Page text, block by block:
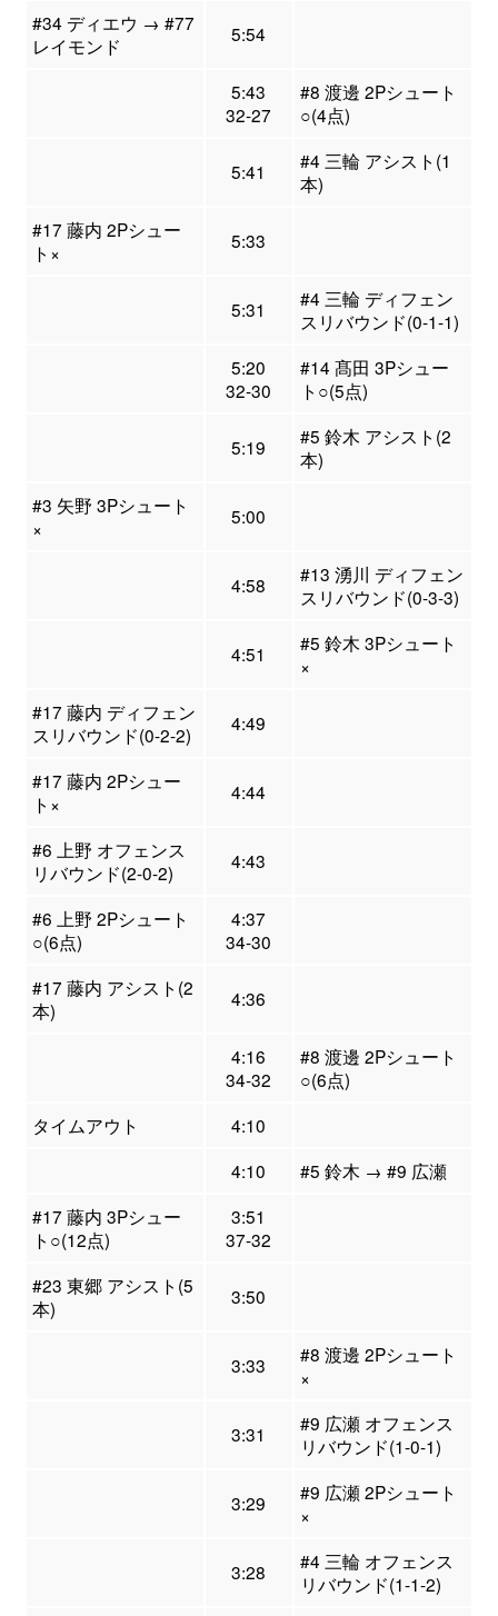
#34 ディエウ → #77
レイモンド
5:54
5:43
32-27
#8 渡邊 2Pシュート
○(4点)
5:41
#4 三輪 アシスト(1
本)
#17 藤内 2Pシュー
ト×
5:33
5:31
#4 三輪 ディフェン
スリバウンド(0-1-1)
5:20
32-30
#14 髙田 3Pシュー
ト○(5点)
5:19
#5 鈴木 アシスト(2
本)
#3 矢野 3Pシュート
×
5:00
4:58
#13 湧川 ディフェン
スリバウンド(0-3-3)
4:51
#5 鈴木 3Pシュート
×
#17 藤内 ディフェン
スリバウンド(0-2-2)
4:49
#17 藤内 2Pシュー
ト×
4:44
#6 上野 オフェンス
リバウンド(2-0-2)
4:43
#6 上野 2Pシュート
○(6点)
4:37
34-30
#17 藤内 アシスト(2
本)
4:36
4:16
34-32
#8 渡邊 2Pシュート
○(6点)
タイムアウト
4:10
4:10
#5 鈴木 → #9 広瀬
#17 藤内 3Pシュー
ト○(12点)
3:51
37-32
#23 東郷 アシスト(5
本)
3:50
3:33
#8 渡邊 2Pシュート
×
3:31
#9 広瀬 オフェンス
リバウンド(1-0-1)
3:29
#9 広瀬 2Pシュート
×
3:28
#4 三輪 オフェンス
リバウンド(1-1-2)